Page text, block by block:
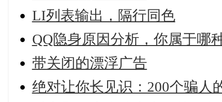
LI列表输出，隔行同色
QQ隐身原因分析，你属于哪
带关闭的漂浮广告
绝对让你长见识：200个骗人